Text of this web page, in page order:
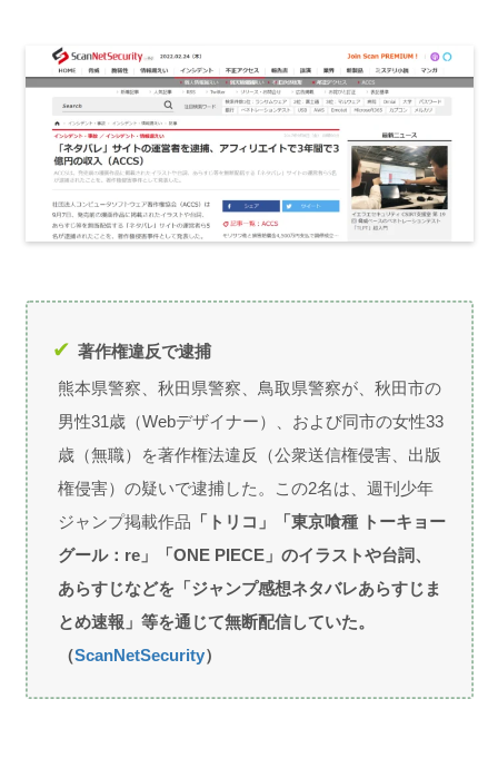
著作権違反で逮捕
熊本県警察、秋田県警察、鳥取県警察が、秋田市の
男性31歳（Webデザイナー）、および同市の女性33
歳（無職）を著作権法違反（公衆送信権侵害、出版
権侵害）の疑いで逮捕した。この2名は、週刊少年
ジャンプ掲載作品 「トリコ」「東京喰種 トーキョー
グール：re」「ONE PIECE」のイラストや台詞、
あらすじなどを「ジャンプ感想ネタバレあらすじま
とめ速報」等を通じて無断配信していた。
（ScanNetSecurity）